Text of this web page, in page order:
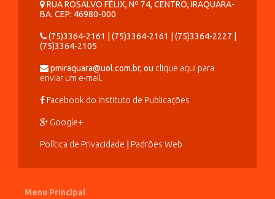
RUA ROSALVO FÉLIX, Nº 74, CENTRO, IRAQUARA-
BA. CEP: 46980-000
(75)3364-2161 | (75)3364-2161 | (75)3364-2227 |
(75)3364-2105
pmiraquara@uol.com.br, ou clique aqui para
enviar um e-mail.
Facebook do Instituto de Publicações
Google+
Política de Privacidade Padrões Web
Menu Principal